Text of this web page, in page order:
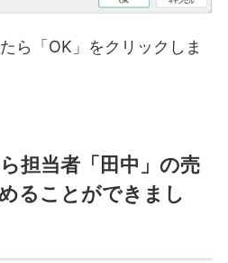
ら「OK」をクリックしま
担当者「田中」の売
ることができまし